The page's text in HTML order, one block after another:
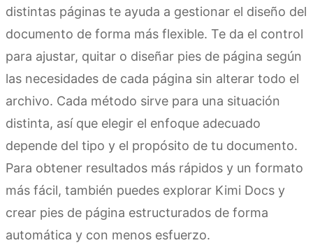
distintas páginas te ayuda a gestionar el diseño del
documento de forma más flexible. Te da el control
para ajustar, quitar o diseñar pies de página según
las necesidades de cada página sin alterar todo el
archivo. Cada método sirve para una situación
distinta, así que elegir el enfoque adecuado
depende del tipo y el propósito de tu documento.
Para obtener resultados más rápidos y un formato
más fácil, también puedes explorar Kimi Docs y
crear pies de página estructurados de forma
automática y con menos esfuerzo.